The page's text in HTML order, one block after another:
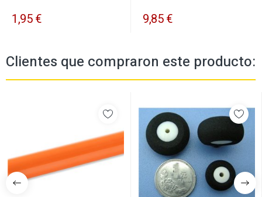
1,95 € 9,85 €
Clientes que compraron este producto: